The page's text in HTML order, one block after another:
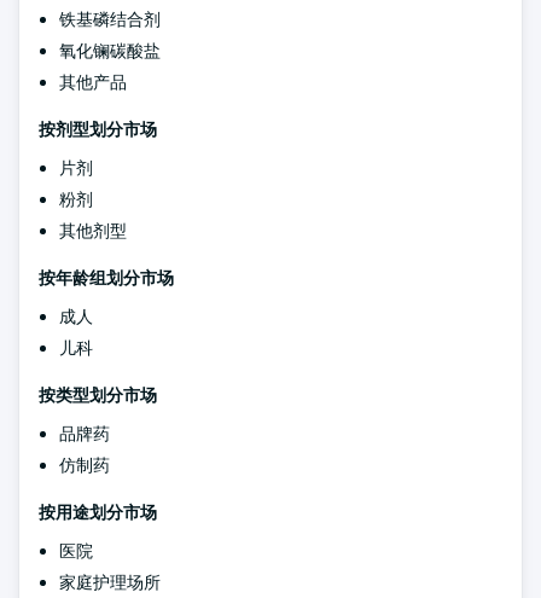
铁基磷结合剂
氧化镧碳酸盐
其他产品
按剂型划分市场
片剂
粉剂
其他剂型
按年龄组划分市场
成人
儿科
按类型划分市场
品牌药
仿制药
按用途划分市场
医院
家庭护理场所